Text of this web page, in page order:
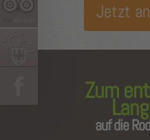
Jetzt
Zum
auf die